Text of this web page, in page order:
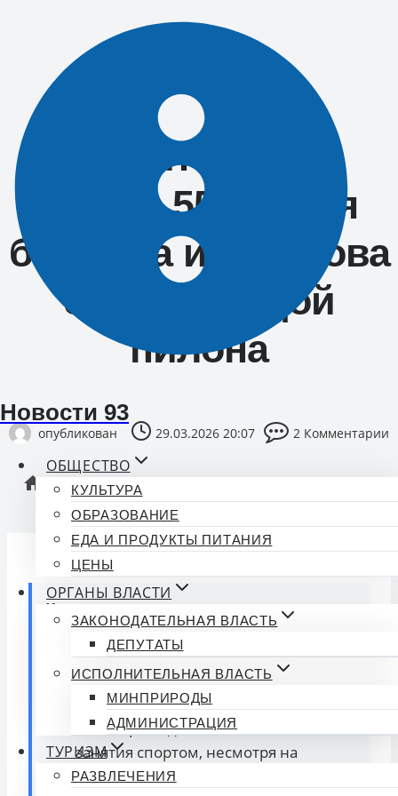
содержимому
Новости 93
ОБЩЕСТВО
КУЛЬТУРА
ОБРАЗОВАНИЕ
ЕДА И ПРОДУКТЫ ПИТАНИЯ
ЦЕНЫ
ОРГАНЫ ВЛАСТИ
ЗАКОНОДАТЕЛЬНАЯ ВЛАСТЬ
ДЕПУТАТЫ
ИСПОЛНИТЕЛЬНАЯ ВЛАСТЬ
МИНПРИРОДЫ
АДМИНИСТРАЦИЯ
ТУРИЗМ
РАЗВЛЕЧЕНИЯ
Удивительный
спорт: 55-летняя
бабушка из Ростова
стала звездой
пилона
опубликован 29.03.2026 20:07 2 Комментарии
Спорт / Удивительный спорт: 55-летняя бабушка из
Ростова стала звездой пилона
Коротко о главном:
Анна Дементьева из Ростова
использовала хобби для создания
международной спортивной
карьеры.
Её история вдохновляет многих на
занятия спортом, несмотря на
возраст.